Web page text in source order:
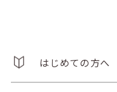
はじめての方へ